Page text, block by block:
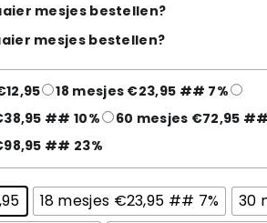
mesjes bestellen?
mesjes bestellen?
18 mesjes €23,95 ## 7%
## 10%
60 mesjes €72,95 ##
## 23%
18 mesjes €23,95 ## 7%
30